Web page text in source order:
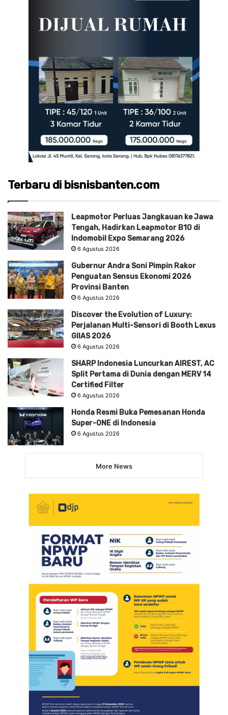
Terbaru di bisnisbanten.com
Leapmotor Perluas Jangkauan ke Jawa
Tengah, Hadirkan Leapmotor B10 di
Indomobil Expo Semarang 2026
6 Agustus 2026
Gubernur Andra Soni Pimpin Rakor
Penguatan Sensus Ekonomi 2026
Provinsi Banten
6 Agustus 2026
Discover the Evolution of Luxury:
Perjalanan Multi-Sensori di Booth Lexus
GIIAS 2026
6 Agustus 2026
SHARP Indonesia Luncurkan AIREST, AC
Split Pertama di Dunia dengan MERV 14
Certified Filter
6 Agustus 2026
Honda Resmi Buka Pemesanan Honda
Super-ONE di Indonesia
6 Agustus 2026
More News